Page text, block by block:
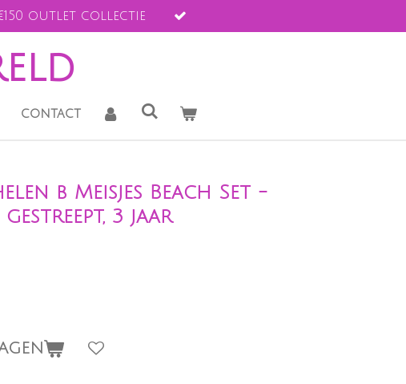
outlet collectie
contact
b Meisjes Beach Set -
3 jaar